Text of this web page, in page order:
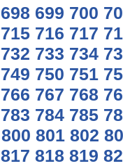
698 699 700
715 716 717
732 733 734
749 750 751
766 767 768
783 784 785
800 801 802
817 818 819